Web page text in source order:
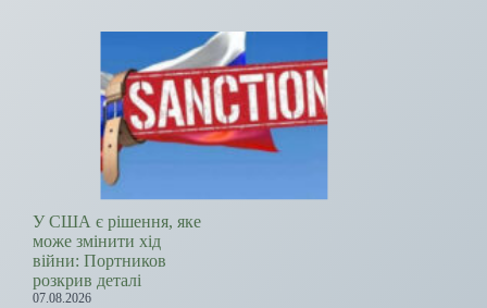
У США є рішення, яке
може змінити хід
війни: Портников
розкрив деталі
07.08.2026